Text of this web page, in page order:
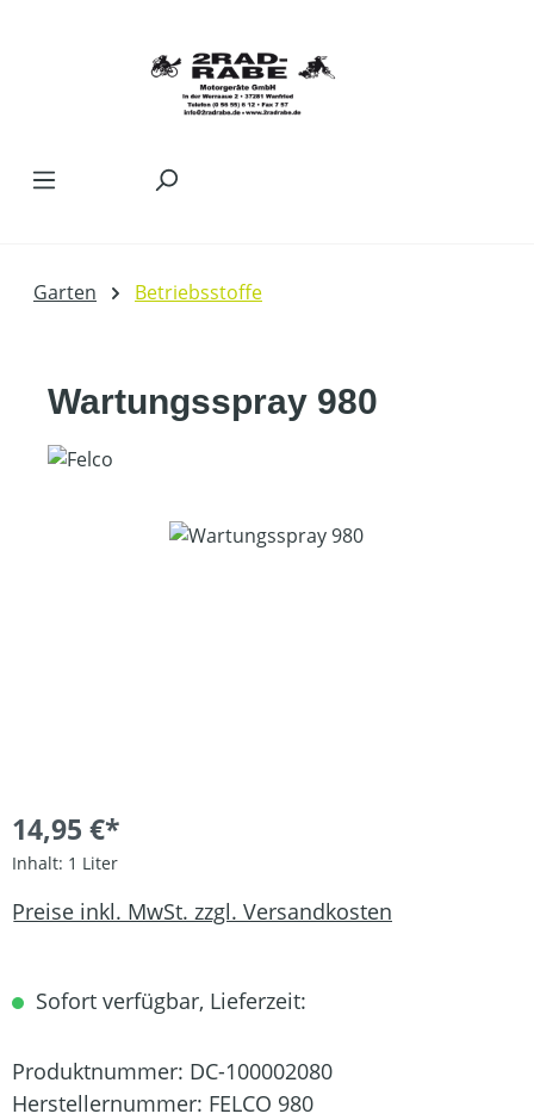
Garten Betriebsstoffe
Wartungsspray 980
Bildergalerie überspringen
14,95 €*
Inhalt: 1 Liter
Preise inkl. MwSt. zzgl. Versandkosten
Sofort verfügbar, Lieferzeit:
Produktnummer: DC-100002080
Herstellernummer: FELCO 980